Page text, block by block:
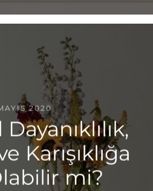
2020
Karışıklığa
mi?